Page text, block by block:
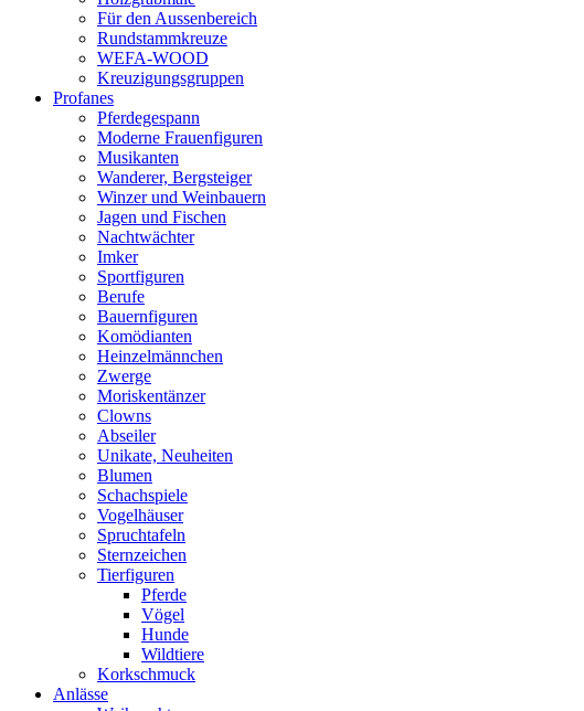
Für den Aussenbereich
Rundstammkreuze
WEFA-WOOD
Kreuzigungsgruppen
Profanes
Pferdegespann
Moderne Frauenfiguren
Musikanten
Wanderer, Bergsteiger
Winzer und Weinbauern
Jagen und Fischen
Nachtwächter
Imker
Sportfiguren
Berufe
Bauernfiguren
Komödianten
Heinzelmännchen
Zwerge
Moriskentänzer
Clowns
Abseiler
Unikate, Neuheiten
Blumen
Schachspiele
Vogelhäuser
Spruchtafeln
Sternzeichen
Tierfiguren
Pferde
Vögel
Hunde
Wildtiere
Korkschmuck
Anlässe